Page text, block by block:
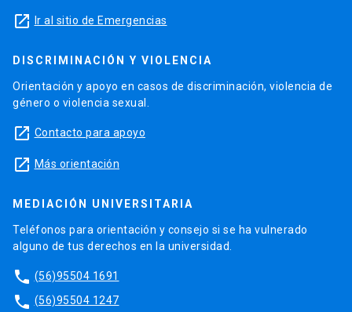
launch Ir al sitio de Emergencias
DISCRIMINACIÓN Y VIOLENCIA
Orientación y apoyo en casos de discriminación, violencia de
género o violencia sexual.
launch Contacto para apoyo
launch Más orientación
MEDIACIÓN UNIVERSITARIA
Teléfonos para orientación y consejo si se ha vulnerado
alguno de tus derechos en la universidad.
phone (56)95504 1691
phone (56)95504 1247